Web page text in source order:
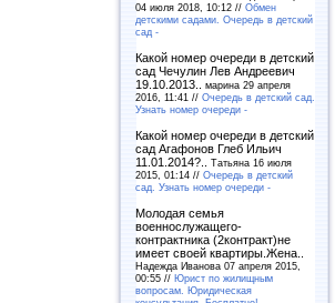
04 июля 2018, 10:12 // Обмен
детскими садами. Очередь в детский
сад -
Какой номер очереди в детский
сад Чечулин Лев Андреевич
19.10.2013.. марина 29 апреля
2016, 11:41 // Очередь в детский сад.
Узнать номер очереди -
Какой номер очереди в детский
сад Агафонов Глеб Ильич
11.01.2014?.. Татьяна 16 июля
2015, 01:14 // Очередь в детский
сад. Узнать номер очереди -
Молодая семья
военнослужащего-
контрактника (2контракт)не
имеет своей квартиры.Жена..
Надежда Иванова 07 апреля 2015,
00:55 // Юрист по жилищным
вопросам. Юридическая